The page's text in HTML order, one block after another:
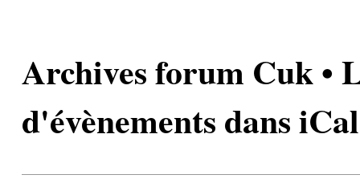
Archives forum Cuk •
d'évènements dans iCal